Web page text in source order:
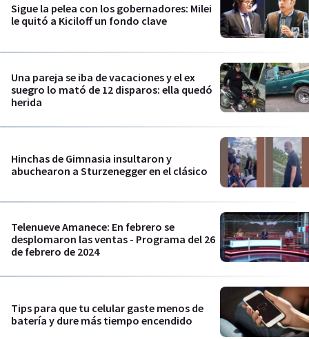
Sigue la pelea con los gobernadores: Milei
le quitó a Kiciloff un fondo clave
Una pareja se iba de vacaciones y el ex
suegro lo mató de 12 disparos: ella quedó
herida
Hinchas de Gimnasia insultaron y
abuchearon a Sturzenegger en el clásico
Telenueve Amanece: En febrero se
desplomaron las ventas - Programa del 26
de febrero de 2024
Tips para que tu celular gaste menos de
batería y dure más tiempo encendido